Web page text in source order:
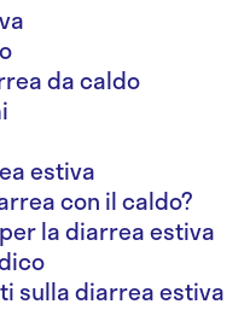
da caldo
estiva
con il caldo?
la diarrea estiva
sulla diarrea estiva